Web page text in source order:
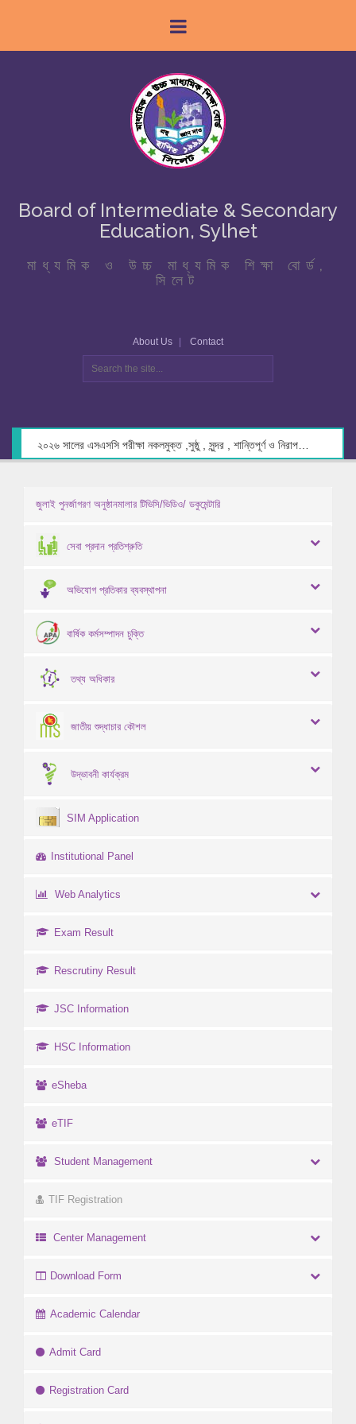
Board of Intermediate & Secondary
Education, Sylhet
মাধ্যমিক ও উচ্চ মাধ্যমিক শিক্ষা বোর্ড,
সিলেট
About Us Contact
জুলাই পুনর্জাগরণ অনুষ্ঠানমালার টিভিসি/ভিডিও/ ডকুমেন্টারি
সেবা প্রদান প্রতিশ্রুতি
অভিযোগ প্রতিকার ব্যবস্থাপনা
বার্ষিক কর্মসম্পাদন চুক্তি
তথ্য অধিকার
জাতীয় শুদ্ধাচার কৌশল
উদ্ভাবনী কার্যক্রম
SIM Application
Institutional Panel
Web Analytics
Exam Result
Rescrutiny Result
JSC Information
HSC Information
eSheba
eTIF
Student Management
TIF Registration
Center Management
Download Form
Academic Calendar
Admit Card
Registration Card